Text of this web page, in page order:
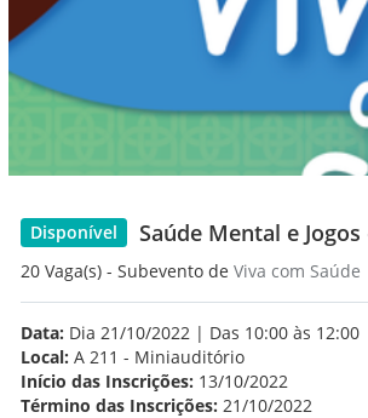
Disponível Saúde Mental e
20 Vaga(s) - Subevento de Viva com Saúde
Data: Dia 21/10/2022 | Das 10:00 às 12:00
Local: A 211 - Miniauditório
Início das Inscrições: 13/10/2022
Término das Inscrições: 21/10/2022